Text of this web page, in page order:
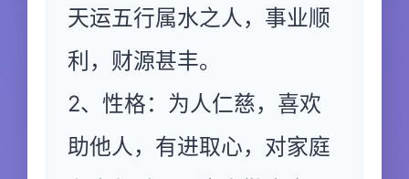
天运五行属水之人，事业顺
利，财源甚丰。
2、性格：为人仁慈，喜欢
助他人，有进取心，对家庭